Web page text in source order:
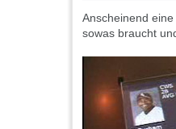
Anscheinend
sowas braucht